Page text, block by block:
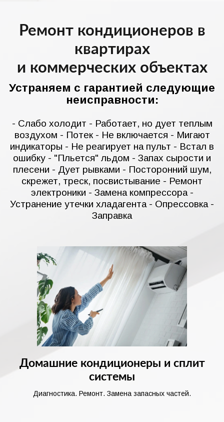
Ремонт кондиционеров в
квартирах
и коммерческих объектах
Устраняем с гарантией следующие
неисправности:
- Слабо холодит - Работает, но дует теплым
воздухом - Потек - Не включается - Мигают
индикаторы - Не реагирует на пульт - Встал в
ошибку - "Пльется" льдом - Запах сырости и
плесени - Дует рывками - Посторонний шум,
скрежет, треск, посвистывание - Ремонт
электроники - Замена компрессора -
Устранение утечки хладагента - Опрессовка -
Заправка
Домашние кондиционеры и сплит
системы
Диагностика. Ремонт. Замена запасных частей.